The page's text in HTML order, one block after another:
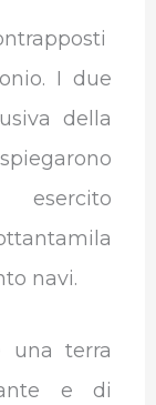
I due
della
navi.
una terra
e di